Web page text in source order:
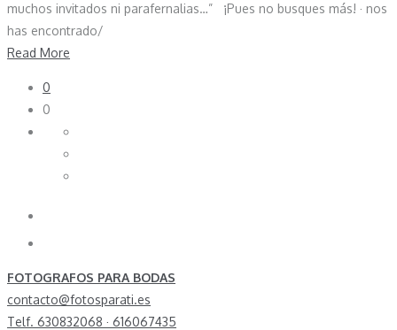
muchos invitados ni parafernalias…” ¡Pues no busques más! · nos
has encontrado/
Read More
0
0
FOTOGRAFOS PARA BODAS
contacto@fotosparati.es
Telf. 630832068 · 616067435